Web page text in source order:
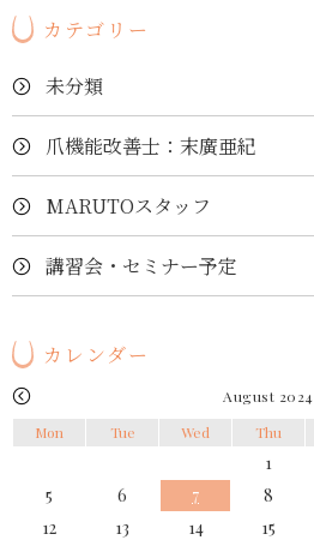
カテゴリー
未分類
爪機能改善士：末廣亜紀
MARUTOスタッフ
講習会・セミナー予定
カレンダー
August 2024
Mon
Tue Wed Thu
1
5
6 7 8
12
13 14 15